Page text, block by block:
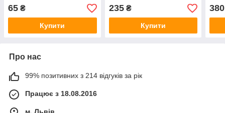
65 ₴
Купити
235₴
Купити
380
Про нас
99% позитивних з 214 відгуків за рік
Працює з 18.08.2016